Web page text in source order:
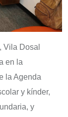
Vila Dosal
en la
la Agenda
y kínder,
y